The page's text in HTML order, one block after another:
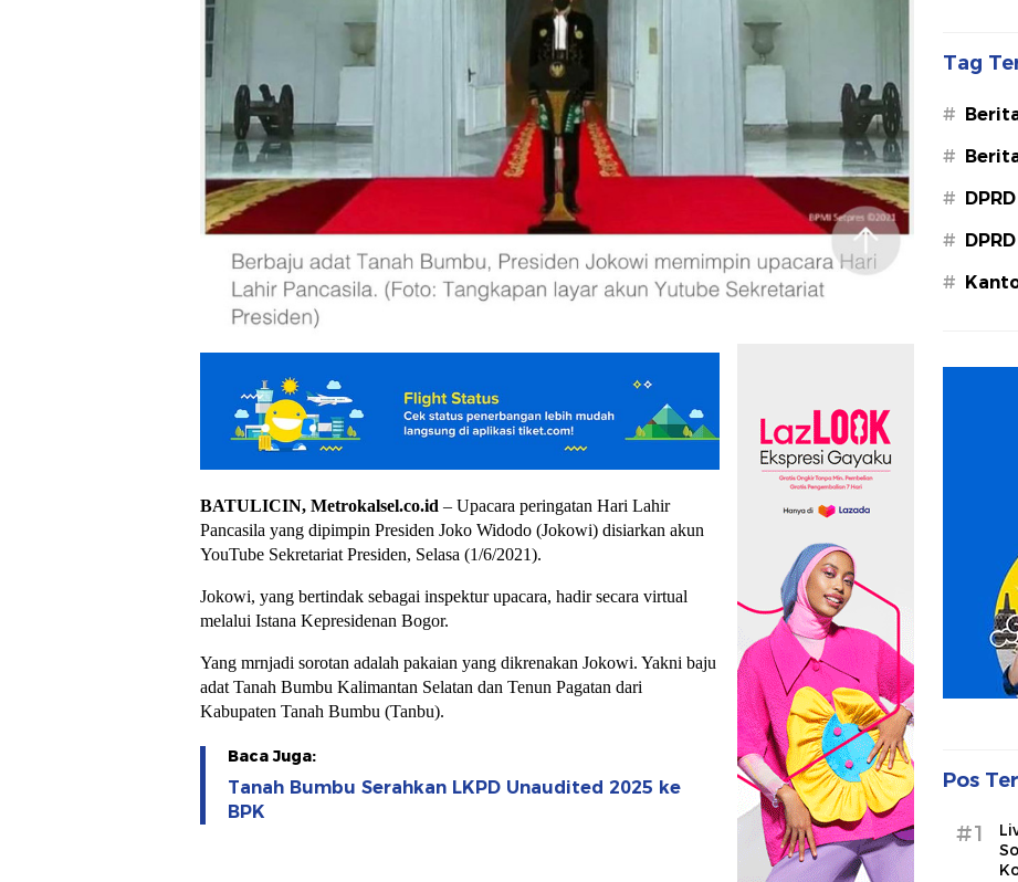
BATULICIN, Metrokalsel.co.id – Upacara peringatan Hari Lahir
Pancasila yang dipimpin Presiden Joko Widodo (Jokowi) disiarkan akun
YouTube Sekretariat Presiden, Selasa (1/6/2021).
Jokowi, yang bertindak sebagai inspektur upacara, hadir secara virtual
melalui Istana Kepresidenan Bogor.
Yang mrnjadi sorotan adalah pakaian yang dikrenakan Jokowi. Yakni baju
adat Tanah Bumbu Kalimantan Selatan dan Tenun Pagatan dari
Kabupaten Tanah Bumbu (Tanbu).
Baca Juga:
Tanah Bumbu Serahkan LKPD Unaudited 2025 ke
BPK
Tag
#
#
#
#
#
Pos
#1